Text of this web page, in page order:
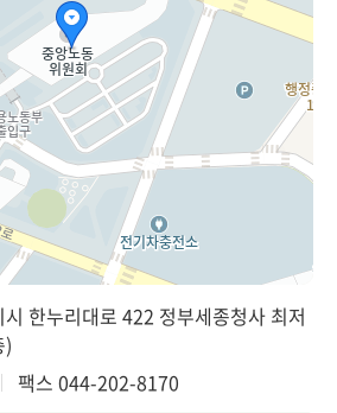
한누리대로 422 정부세종청사 최저
)
팩스 044-202-8170